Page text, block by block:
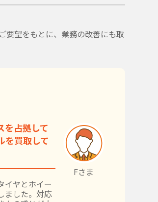
要望をもとに、業務の改善にも取
を占拠して
を買取して
イヤとホイー
ました。対応
Fさま